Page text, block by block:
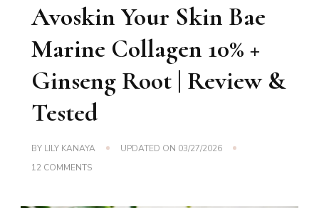
Avoskin Your Skin Bae
Marine Collagen 10% +
Ginseng Root | Review &
Tested
BY LILY KANAYA UPDATED ON 03/27/2026
12 COMMENTSON